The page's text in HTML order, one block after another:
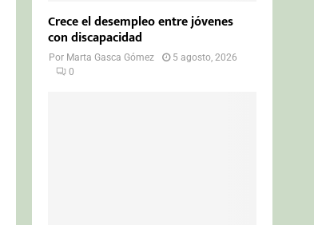
Crece el desempleo entre jóvenes
con discapacidad
Por Marta Gasca Gómez
5 agosto, 2026
0